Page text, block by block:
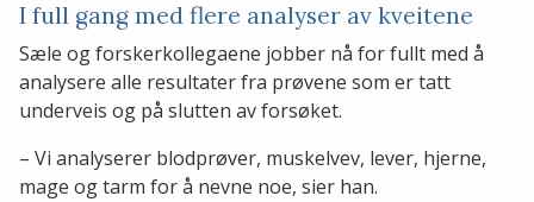
I full gang med flere analyser av kveitene
Sæle og forskerkollegaene jobber nå for fullt med å
analysere alle resultater fra prøvene som er tatt
underveis og på slutten av forsøket.
– Vi analyserer blodprøver, muskelvev, lever, hjerne,
mage og tarm for å nevne noe, sier han.